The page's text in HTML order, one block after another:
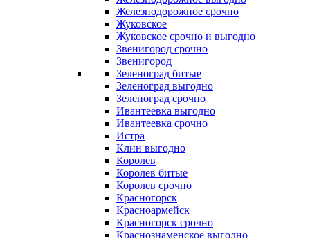
Железнодорожное срочно
Жуковское
Жуковское срочно и выгодно
Звенигород срочно
Звенигород
Зеленоград битые
Зеленоград выгодно
Зеленоград срочно
Ивантеевка выгодно
Ивантеевка срочно
Истра
Клин выгодно
Королев
Королев битые
Королев срочно
Красногорск
Красноармейск
Красногорск срочно
Краснознаменское выгодно